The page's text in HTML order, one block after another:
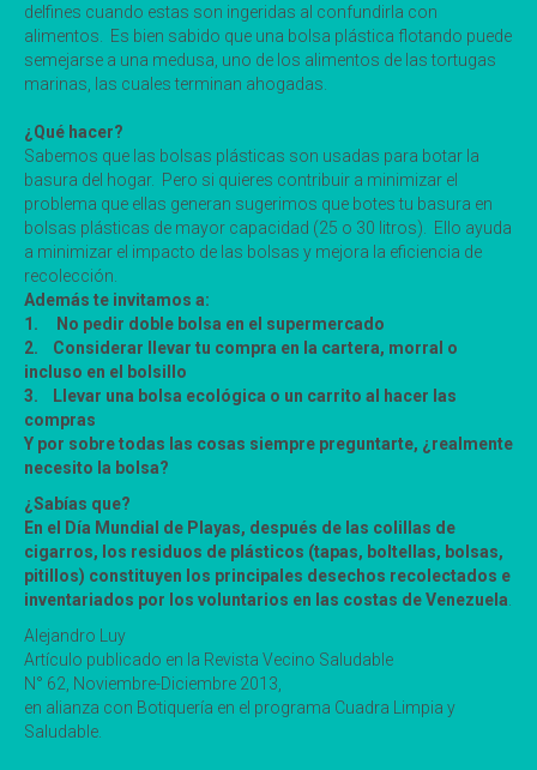
delfines cuando estas son ingeridas al confundirla con
alimentos. Es bien sabido que una bolsa plástica flotando puede
semejarse a una medusa, uno de los alimentos de las tortugas
marinas, las cuales terminan ahogadas.
¿Qué hacer?
Sabemos que las bolsas plásticas son usadas para botar la
basura del hogar. Pero si quieres contribuir a minimizar el
problema que ellas generan sugerimos que botes tu basura en
bolsas plásticas de mayor capacidad (25 o 30 litros). Ello ayuda
a minimizar el impacto de las bolsas y mejora la eficiencia de
recolección.
Además te invitamos a:
1. No pedir doble bolsa en el supermercado
2. Considerar llevar tu compra en la cartera, morral o
incluso en el bolsillo
3. Llevar una bolsa ecológica o un carrito al hacer las
compras
Y por sobre todas las cosas siempre preguntarte, ¿realmente
necesito la bolsa?
¿Sabías que?
En el Día Mundial de Playas, después de las colillas de
cigarros, los residuos de plásticos (tapas, boltellas, bolsas,
pitillos) constituyen los principales desechos recolectados e
inventariados por los voluntarios en las costas de Venezuela
Alejandro Luy
Artículo publicado en la Revista Vecino Saludable
N° 62, Noviembre-Diciembre 2013,
en alianza con Botiquería en el programa Cuadra Limpia y
Saludable.